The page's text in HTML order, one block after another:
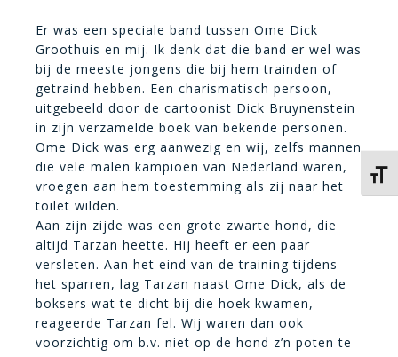
Er was een speciale band tussen Ome Dick
Groothuis en mij. Ik denk dat die band er wel was
bij de meeste jongens die bij hem trainden of
getraind hebben. Een charismatisch persoon,
uitgebeeld door de cartoonist Dick Bruynenstein
in zijn verzamelde boek van bekende personen.
Ome Dick was erg aanwezig en wij, zelfs mannen
die vele malen kampioen van Nederland waren,
vroegen aan hem toestemming als zij naar het
toilet wilden.
Aan zijn zijde was een grote zwarte hond, die
altijd Tarzan heette. Hij heeft er een paar
versleten. Aan het eind van de training tijdens
het sparren, lag Tarzan naast Ome Dick, als de
boksers wat te dicht bij die hoek kwamen,
reageerde Tarzan fel. Wij waren dan ook
voorzichtig om b.v. niet op de hond z’n poten te